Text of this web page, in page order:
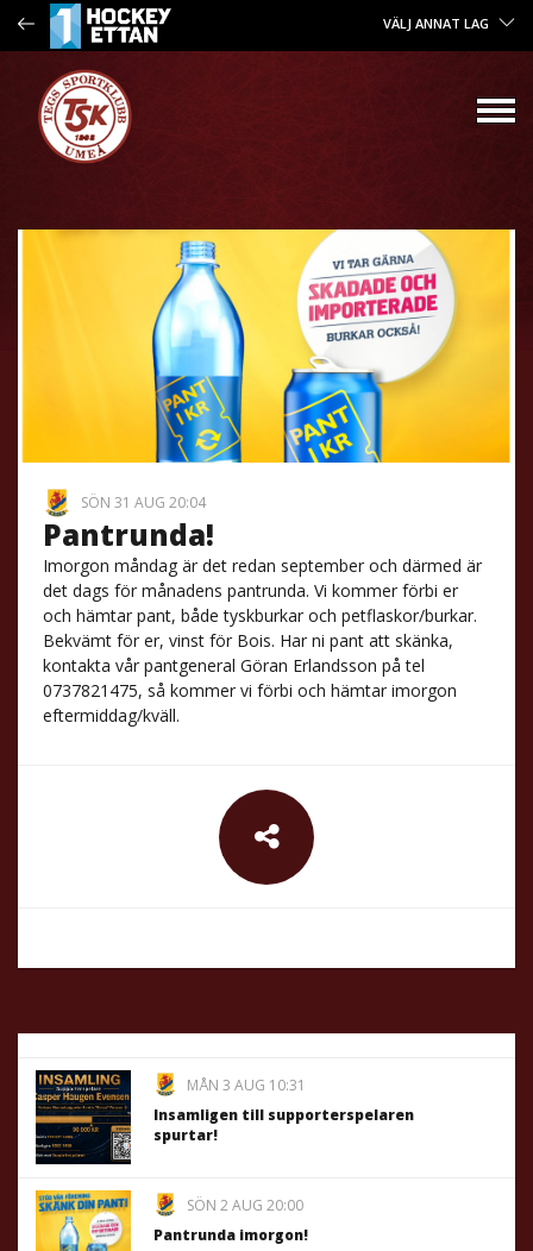
VÄLJ ANNAT LAG
SÖN 31 AUG 20:04
Pantrunda!
Imorgon måndag är det redan september och därmed är
det dags för månadens pantrunda. Vi kommer förbi er
och hämtar pant, både tyskburkar och petflaskor/burkar.
Bekvämt för er, vinst för Bois. Har ni pant att skänka,
kontakta vår pantgeneral Göran Erlandsson på tel
0737821475, så kommer vi förbi och hämtar imorgon
eftermiddag/kväll.
MÅN 3 AUG 10:31
Insamligen till supporterspelaren
spurtar!
SÖN 2 AUG 20:00
Pantrunda imorgon!